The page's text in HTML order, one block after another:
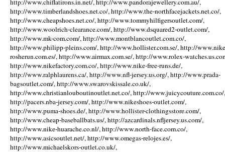
http://www.chiflatirons.in.net/, http://www.pandorajewellery.com.au/,
http://www.timberlandshoes.net.co/, http://www.the-northfacejackets.net.co/,
http://www.cheapshoes.net.co/, http://www.tommyhilfigersoutlet.com/,
http://www.woolrich-clearance.com/, http://www.dsquared2-outlet.com/,
http://www.mk-com.com/, http://www.montblancoutlet.com.co/,
http://www.philipp-pleins.com/, http://www.hollister.com.se/, http://
rosherun.com.es/, http://www.airmax.com.se/, http://www.rolex-
http://www.nikefactory.com.co/, http://www.nike-free-runs.de/,
http://www.ralphlaurens.ca/, http://www.nfl-jersey.us.org/, http://www.prada-
bagsoutlet.com/, http://www.swarovskissale.co.uk/,
http://www.christianlouboutinoutlet.net.co/, http://www.juicycouture.com.co/,
http://pacers.nba-jersey.com/, http://www.nikeshoes-outlet.com/,
http://www.puma-shoes.de/, http://www.hollister-clothingsstore.com/,
http://www.cheap-baseballbats.us/, http://azcardinals.nfljersey.us.com/,
http://www.nike-huarache.co.nl/, http://www.north-face.com.co/,
http://www.asicsoutlet.net/, http://www.omegas-relojes.es/,
http://www.michaelskors-outlet.co.uk/,